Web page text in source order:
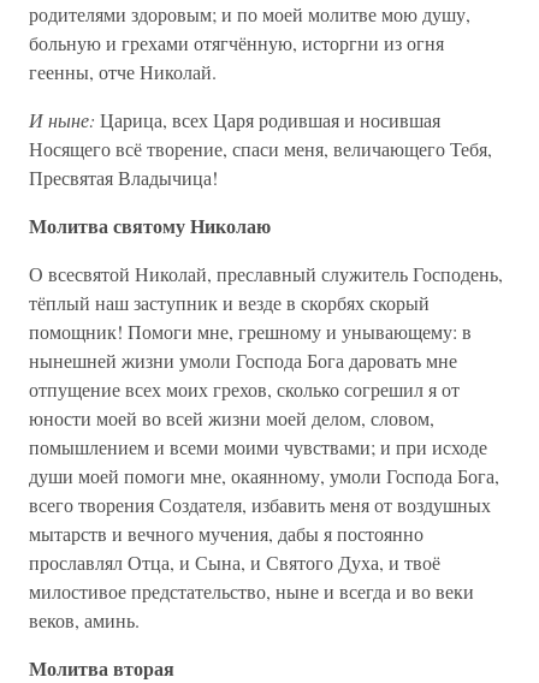
родителями здоровым; и по моей молитве мою душу,
больную и грехами отягчённую, исторгни из огня
геенны, отче Николай.
И ныне: Царица, всех Царя родившая и носившая
Носящего всё творение, спаси меня, величающего Тебя,
Пресвятая Владычица!
Молитва святому Николаю
О всесвятой Николай, преславный служитель Господень,
тёплый наш заступник и везде в скорбях скорый
помощник! Помоги мне, грешному и унывающему: в
нынешней жизни умоли Господа Бога даровать мне
отпущение всех моих грехов, сколько согрешил я от
юности моей во всей жизни моей делом, словом,
помышлением и всеми моими чувствами; и при исходе
души моей помоги мне, окаянному, умоли Господа Бога,
всего творения Создателя, избавить меня от воздушных
мытарств и вечного мучения, дабы я постоянно
прославлял Отца, и Сына, и Святого Духа, и твоё
милостивое предстательство, ныне и всегда и во веки
веков, аминь.
Молитва вторая